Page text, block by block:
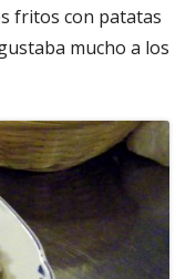
fritos con patatas
mucho a los